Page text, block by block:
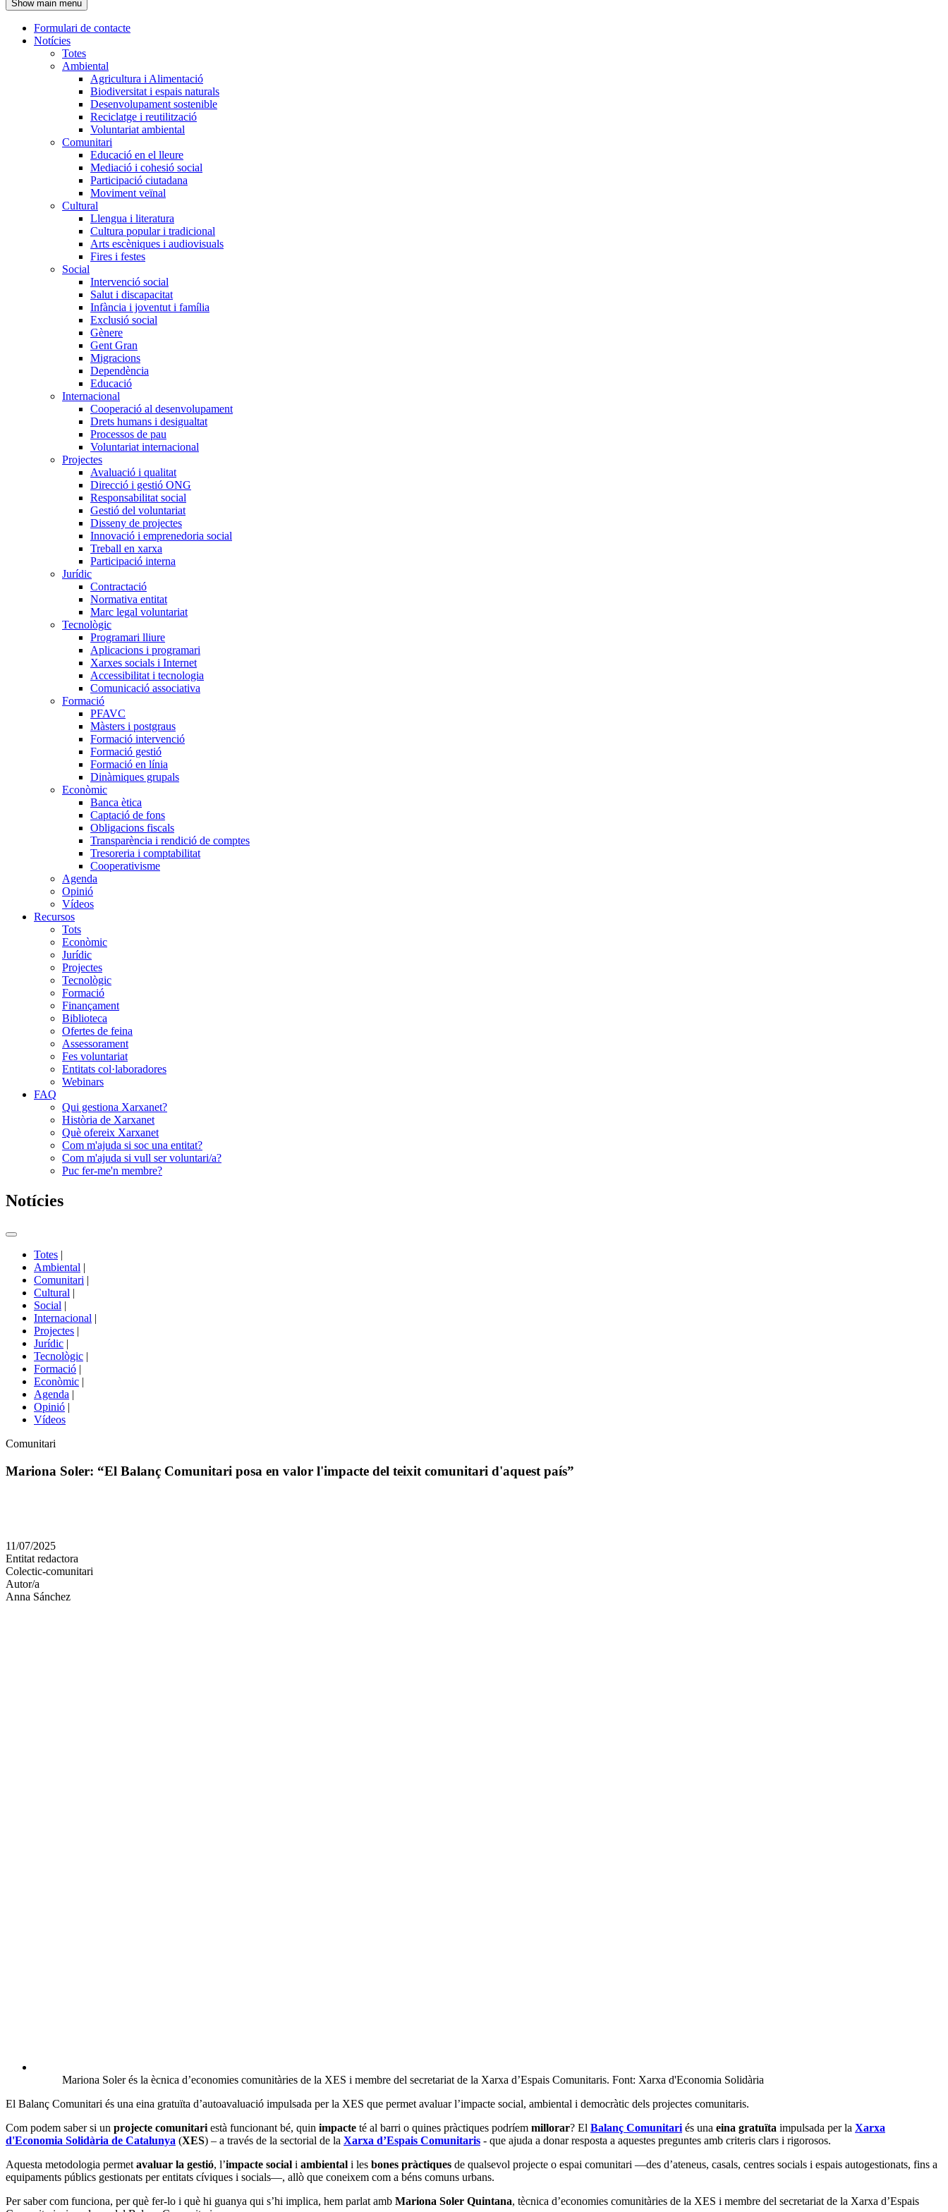
l'encapçalament
Show main menu
Navegació
principal
Formulari de contacte
Notícies
Totes
Ambiental
Agricultura i Alimentació
Biodiversitat i espais naturals
Desenvolupament sostenible
Reciclatge i reutilització
Voluntariat ambiental
Comunitari
Educació en el lleure
Mediació i cohesió social
Participació ciutadana
Moviment veïnal
Cultural
Llengua i literatura
Cultura popular i tradicional
Arts escèniques i audiovisuals
Fires i festes
Social
Intervenció social
Salut i discapacitat
Infància i joventut i família
Exclusió social
Gènere
Gent Gran
Migracions
Dependència
Educació
Internacional
Cooperació al desenvolupament
Drets humans i desigualtat
Processos de pau
Voluntariat internacional
Projectes
Avaluació i qualitat
Direcció i gestió ONG
Responsabilitat social
Gestió del voluntariat
Disseny de projectes
Innovació i emprenedoria social
Treball en xarxa
Participació interna
Jurídic
Contractació
Normativa entitat
Marc legal voluntariat
Tecnològic
Programari lliure
Aplicacions i programari
Xarxes socials i Internet
Accessibilitat i tecnologia
Comunicació associativa
Formació
PFAVC
Màsters i postgraus
Formació intervenció
Formació gestió
Formació en línia
Dinàmiques grupals
Econòmic
Banca ètica
Captació de fons
Obligacions fiscals
Transparència i rendició de comptes
Tresoreria i comptabilitat
Cooperativisme
Agenda
Opinió
Vídeos
Recursos
Tots
Econòmic
Jurídic
Projectes
Tecnològic
Formació
Finançament
Biblioteca
Ofertes de feina
Assessorament
Fes voluntariat
Entitats col·laboradores
Webinars
FAQ
Qui gestiona Xarxanet?
Història de Xarxanet
Què ofereix Xarxanet
Com m'ajuda si soc una entitat?
Com m'ajuda si vull ser voluntari/a?
Puc fer-me'n membre?
Notícies
Commutador
portals
Totes |
Ambiental |
Comunitari |
Cultural |
Social |
Internacional |
Projectes |
Jurídic |
Tecnològic |
Formació |
Econòmic |
Agenda |
Opinió |
Vídeos
Àmbit
la
Comunitari
Mariona Soler: “El Balanç Comunitari posa en valor l'impacte del teixit comunitari d'aquest país”
en
altres
xarxes
socials
11/07/2025
Entitat redactora
Colectic-comunitari
Autor/a
Anna Sánchez
Mariona Soler és la ècnica d’economies comunitàries de la XES i membre del secretariat de la Xarxa d’Espais Comunitaris. Font: Xarxa d'Economia Solidària
El Balanç Comunitari és una eina gratuïta d’autoavaluació impulsada per la XES que permet avaluar l’impacte social, ambiental i democràtic dels projectes comunitaris.
Com podem saber si un projecte comunitari està funcionant bé, quin impacte té al barri o quines pràctiques podríem millorar? El Balanç Comunitari és una eina gratuïta impulsada per la Xarxa
d'Economia Solidària de Catalunya (XES) – a través de la sectorial de la Xarxa d’Espais Comunitaris - que ajuda a donar resposta a aquestes preguntes amb criteris clars i rigorosos.
Aquesta metodologia permet avaluar la gestió, l’impacte social i ambiental i les bones pràctiques de qualsevol projecte o espai comunitari —des d’ateneus, casals, centres socials i espais autogestionats, fins a
equipaments públics gestionats per entitats cíviques i socials—, allò que coneixem com a béns comuns urbans.
Per saber com funciona, per què fer-lo i què hi guanya qui s’hi implica, hem parlat amb Mariona Soler Quintana, tècnica d’economies comunitàries de la XES i membre del secretariat de la Xarxa d’Espais